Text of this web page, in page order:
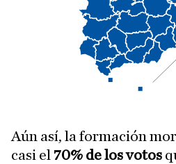
Aún así, la formación
casi el 70% de los votos